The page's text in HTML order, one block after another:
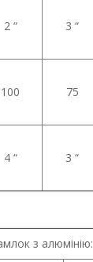
2 “ 3 “
100 75
4 “ 3 “
з алюмінію: